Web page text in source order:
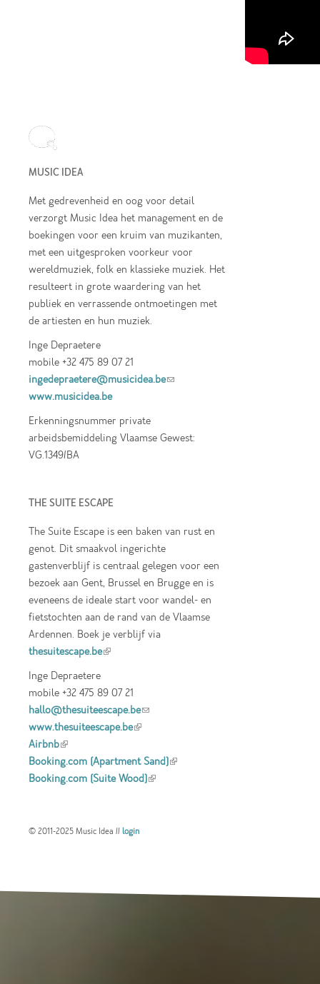
MUSIC IDEA
Met gedrevenheid en oog voor detail
verzorgt Music Idea het management en de
boekingen voor een kruim van muzikanten,
met een uitgesproken voorkeur voor
wereldmuziek, folk en klassieke muziek. Het
resulteert in grote waardering van het
publiek en verrassende ontmoetingen met
de artiesten en hun muziek.
Inge Depraetere
mobile +32 475 89 07 21
ingedepraetere@musicidea.be(link sends e-
www.musicidea.be
Erkenningsnummer private
arbeidsbemiddeling Vlaamse Gewest:
VG.1349/BA
THE SUITE ESCAPE
The Suite Escape is een baken van rust en
genot. Dit smaakvol ingerichte
gastenverblijf is centraal gelegen voor een
bezoek aan Gent, Brussel en Brugge en is
eveneens de ideale start voor wandel- en
fietstochten aan de rand van de Vlaamse
Ardennen. Boek je verblijf via
thesuitescape.be(link is external)
Inge Depraetere
mobile +32 475 89 07 21
hallo@thesuiteescape.be(link sends e-mail)
www.thesuiteescape.be(link is external)
Airbnb(link is external)
Booking.com (Apartment Sand)(link is
Booking.com (Suite Wood)(link is external)
© 2011-2025 Music Idea //login